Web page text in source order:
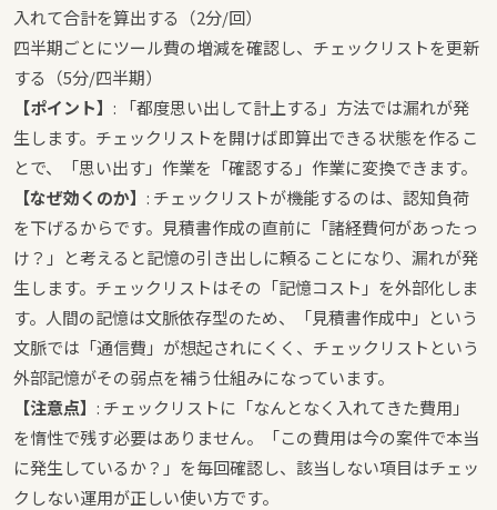
入れて合計を算出する（2分/回）
四半期ごとにツール費の増減を確認し、チェックリストを更新
する（5分/四半期）
【ポイント】 : 「都度思い出して計上する」方法では漏れが発
生します。チェックリストを開けば即算出できる状態を作るこ
とで、「思い出す」作業を「確認する」作業に変換できます。
【なぜ効くのか】 : チェックリストが機能するのは、認知負荷
を下げるからです。見積書作成の直前に「諸経費何があったっ
け？」と考えると記憶の引き出しに頼ることになり、漏れが発
生します。チェックリストはその「記憶コスト」を外部化しま
す。人間の記憶は文脈依存型のため、「見積書作成中」という
文脈では「通信費」が想起されにくく、チェックリストという
外部記憶がその弱点を補う仕組みになっています。
【注意点】 : チェックリストに「なんとなく入れてきた費用」
を惰性で残す必要はありません。「この費用は今の案件で本当
に発生しているか？」を毎回確認し、該当しない項目はチェッ
クしない運用が正しい使い方です。